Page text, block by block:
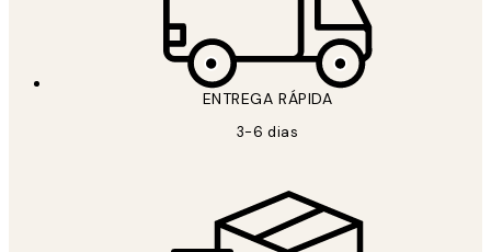
ENTREGA RÁPIDA
3-6 dias